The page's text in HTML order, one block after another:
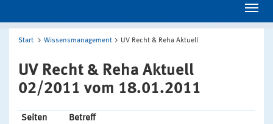
Start Wissensmanagement UV Recht & Reha Aktuell
UV Recht & Reha Aktuell
02/2011 vom 18.01.2011
Seiten
Betreff